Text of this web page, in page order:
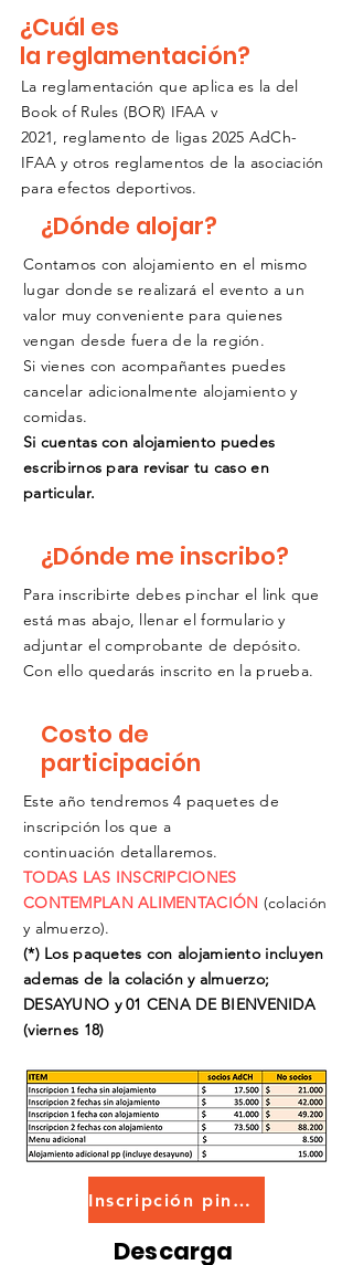
¿Cuál es
la reglamentación?
La reglamentación que aplica es la del
Book of Rules (BOR) IFAA v
2021, reglamento de ligas 2025 AdCh-
IFAA y otros reglamentos de la asociación
para efectos deportivos.
¿Dónde alojar?
Contamos con alojamiento en el mismo
lugar donde se realizará el evento a un
valor muy conveniente para quienes
vengan desde fuera de la región.
Si vienes con acompañantes puedes
cancelar adicionalmente alojamiento y
comidas.
Si cuentas con alojamiento puedes
escribirnos para revisar tu caso en
particular.
¿Dónde me inscribo?
Para inscribirte debes pinchar el link que
está mas abajo, llenar el formulario y
adjuntar el comprobante de depósito.
Con ello quedarás inscrito en la prueba.
Costo de
participación
Este año tendremos 4 paquetes de
inscripción los que a
continuación detallaremos.
TODAS LAS INSCRIPCIONES
CONTEMPLAN ALIMENTACIÓN (colación
y almuerzo).
(*) Los paquetes con alojamiento incluyen
ademas de la colación y almuerzo;
DESAYUNO y 01 CENA DE BIENVENIDA
(viernes 18)
Inscripción pinche aquí
Descarga